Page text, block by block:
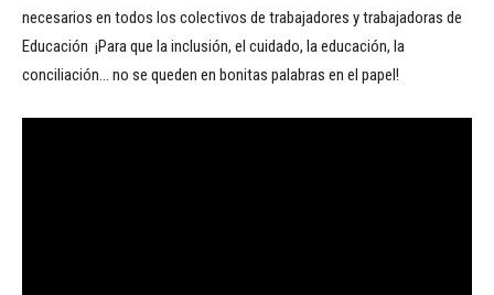
necesarios en todos los colectivos de trabajadores y trabajadoras de
Educación ¡Para que la inclusión, el cuidado, la educación, la
conciliación… no se queden en bonitas palabras en el papel!